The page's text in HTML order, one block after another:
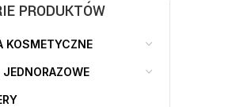
PRODUKTÓW
KOSMETYCZNE